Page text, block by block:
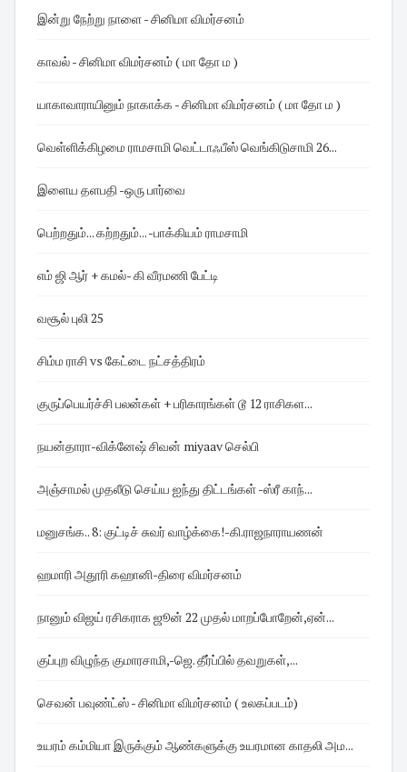
இன்று நேற்று நாளை - சினிமா விமர்சனம்
காவல் - சினிமா விமர்சனம் ( மா தோ ம )
யாகாவாராயினும் நாகாக்க - சினிமா விமர்சனம் ( மா தோ ம )
வெள்ளிக்கிழமை ராமசாமி வெட்டாஃபீஸ் வெங்கிடுசாமி 26...
இளைய தளபதி -ஒரு பார்வை
பெற்றதும்... கற்றதும்... -பாக்கியம் ராமசாமி
எம் ஜி ஆர் + கமல்- கி வீரமணி பேட்டி
வசூல் புலி 25
சிம்ம ராசி vs கேட்டை நட்சத்திரம்
குருப்பெயர்ச்சி பலன்கள் + பரிகாரங்கள் டூ 12 ராசிகள...
நயன்தாரா-விக்னேஷ் சிவன் miyaav செல்பி
அஞ்சாமல் முதலீடு செய்ய ஐந்து திட்டங்கள் -ஸ்ரீ காந்...
மனுசங்க.. 8: குட்டிச் சுவர் வாழ்க்கை!-கி.ராஜநாராயணன்
ஹமாரி அதூரி கஹானி-திரை விமர்சனம்
நானும் விஜய் ரசிகராக ஜூன் 22 முதல் மாறப்போறேன்,ஏன்...
குப்புற விழுந்த குமாரசாமி,-ஜெ. தீர்ப்பில் தவறுகள்,...
செவன் பவுண்ட்ஸ் - சினிமா விமர்சனம் ( உலகப்படம்)
உயரம் கம்மியா இருக்கும் ஆண்களுக்கு உயரமான காதலி அம...